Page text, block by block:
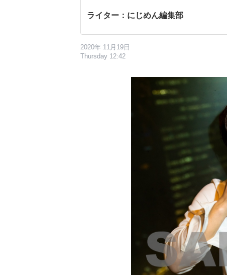
ライター：にじめん編集部
2020年 11月19日
Thursday 12:42